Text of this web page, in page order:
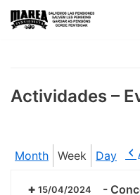
Skip
Actividades –
Month Week Day
15/04/2024 -